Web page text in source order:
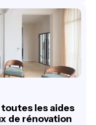
les aides
de rénovation